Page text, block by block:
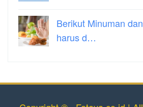
Berikut Minuman
harus d…